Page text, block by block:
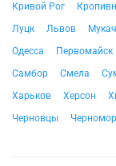
Кривой Рог
Луцк
Львов
Одесса
Первомайск
Самбор
Смела
Харьков
Херсон
Черновцы